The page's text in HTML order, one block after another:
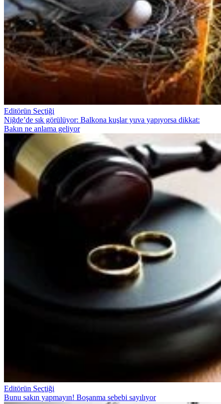
Editörün Seçtiği
Niğde’de sık görülüyor: Balkona kuşlar yuva yapıyorsa dikkat:
Bakın ne anlama geliyor
Editörün Seçtiği
Bunu sakın yapmayın! Boşanma sebebi sayılıyor